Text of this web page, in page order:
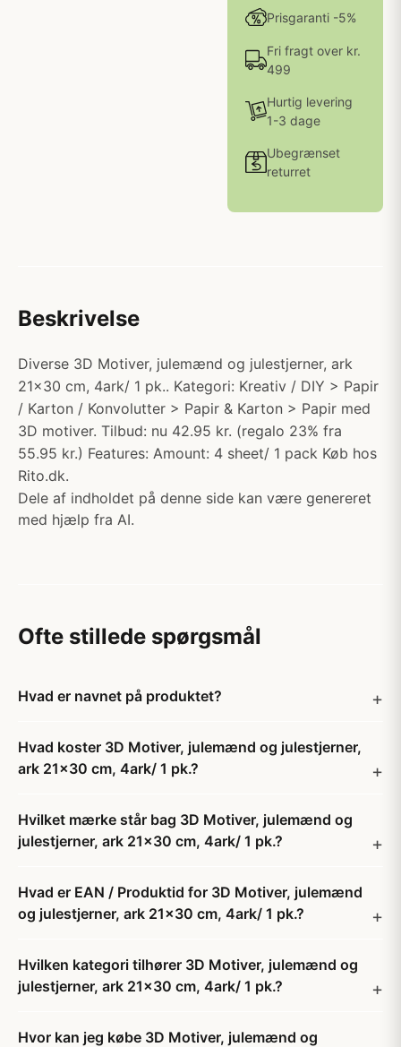
Prisgaranti -5%
Fri fragt over kr.
499
Hurtig levering
1-3 dage
Ubegrænset
returret
Beskrivelse
Diverse 3D Motiver, julemænd og julestjerner, ark
21x30 cm, 4ark/ 1 pk.. Kategori: Kreativ / DIY > Papir
/ Karton / Konvolutter > Papir & Karton > Papir med
3D motiver. Tilbud: nu 42.95 kr. (regalo 23% fra
55.95 kr.) Features: Amount: 4 sheet/ 1 pack Køb hos
Rito.dk.
Dele af indholdet på denne side kan være genereret
med hjælp fra AI.
Ofte stillede spørgsmål
Hvad er navnet på produktet?
Hvad koster 3D Motiver, julemænd og julestjerner,
ark 21x30 cm, 4ark/ 1 pk.?
Hvilket mærke står bag 3D Motiver, julemænd og
julestjerner, ark 21x30 cm, 4ark/ 1 pk.?
Hvad er EAN / Produktid for 3D Motiver, julemænd
og julestjerner, ark 21x30 cm, 4ark/ 1 pk.?
Hvilken kategori tilhører 3D Motiver, julemænd og
julestjerner, ark 21x30 cm, 4ark/ 1 pk.?
Hvor kan jeg købe 3D Motiver, julemænd og